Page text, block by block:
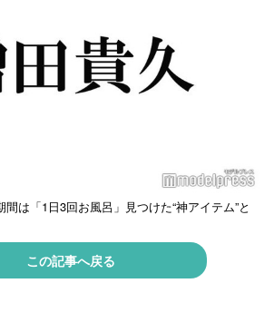
録・ログイン/マイルーム
は「1日3回お風呂」見つけた“神アイテム”と
この記事へ戻る